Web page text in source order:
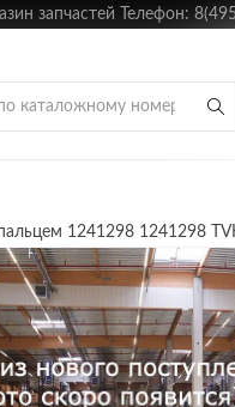
запчастей Телефон:
1241298 1241298